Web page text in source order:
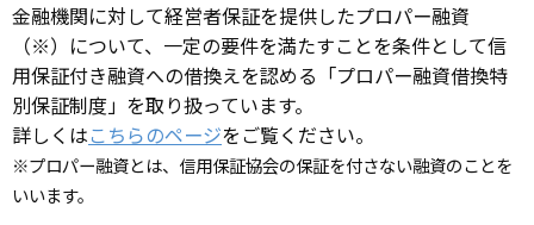
金融機関に対して経営者保証を提供したプロパー融資
（※）について、一定の要件を満たすことを条件として信
用保証付き融資への借換えを認める「プロパー融資借換特
別保証制度」を取り扱っています。
詳しくはこちらのページをご覧ください。
※プロパー融資とは、信用保証協会の保証を付さない融資のことを
いいます。